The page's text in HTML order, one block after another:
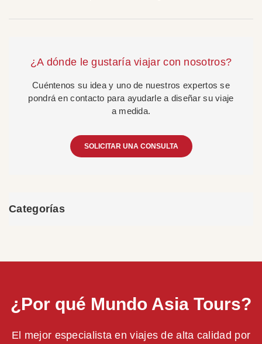
¿A dónde le gustaría viajar con nosotros?
Cuéntenos su idea y uno de nuestros expertos se
pondrá en contacto para ayudarle a diseñar su viaje
a medida.
SOLICITAR UNA CONSULTA
Categorías
¿Por qué Mundo Asia Tours?
El mejor especialista en viajes de alta calidad por